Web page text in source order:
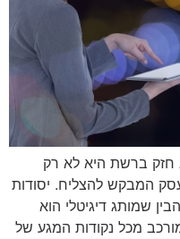
חזק ברשת היא לא רק
המבקש להצליח. יסודות
שמותג דיגיטלי הוא
מכל נקודות המגע של